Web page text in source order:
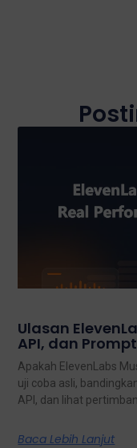
Ulasan
API, dan Prompt
Apakah ElevenLabs
uji coba asli,
API, dan lihat
Baca Lebih Lanjut